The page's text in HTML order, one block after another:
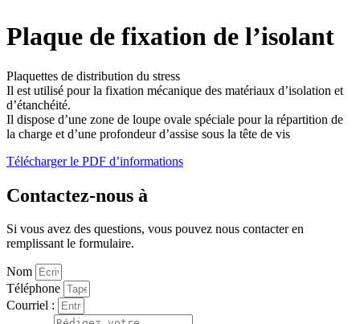
Plaque de fixation de l’isolant
Plaquettes de distribution du stress
Il est utilisé pour la fixation mécanique des matériaux d’isolation et
d’étanchéité.
Il dispose d’une zone de loupe ovale spéciale pour la répartition de
la charge et d’une profondeur d’assise sous la tête de vis
Télécharger le PDF d’informations
Contactez-nous à
Si vous avez des questions, vous pouvez nous contacter en
remplissant le formulaire.
Nom
Téléphone
Courriel :